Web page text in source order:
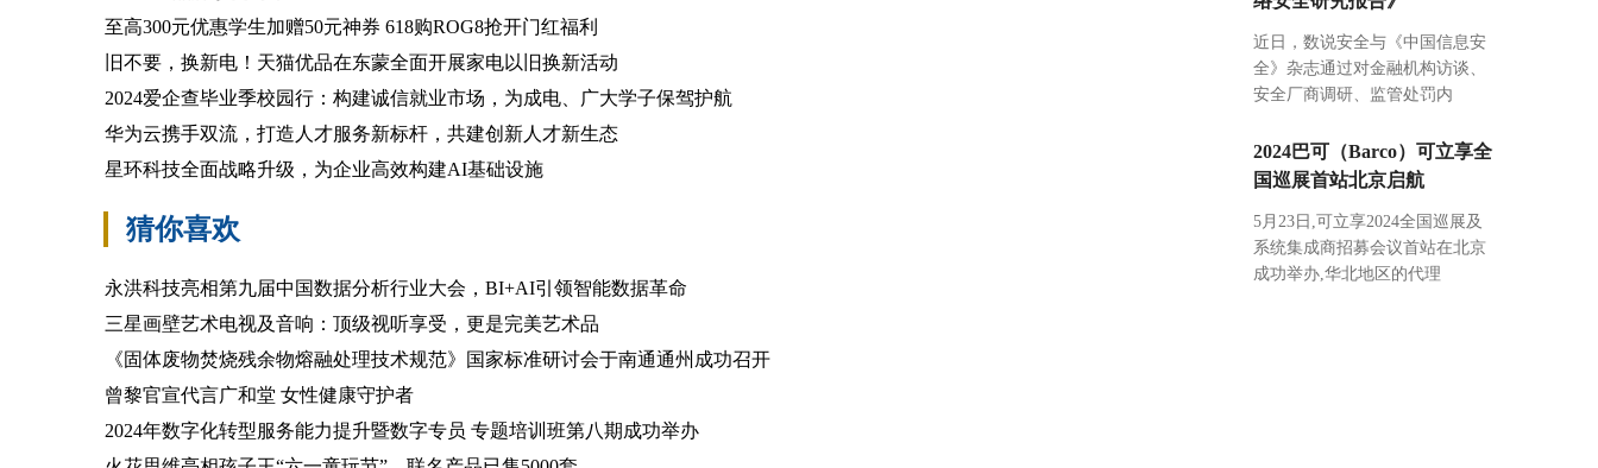
至高300元优惠学生加赠50元神券 618购ROG8抢开门红福利
旧不要，换新电！天猫优品在东蒙全面开展家电以旧换新活动
2024爱企查毕业季校园行：构建诚信就业市场，为成电、广大学子保驾护航
华为云携手双流，打造人才服务新标杆，共建创新人才新生态
星环科技全面战略升级，为企业高效构建AI基础设施
猜你喜欢
永洪科技亮相第九届中国数据分析行业大会，BI+AI引领智能数据革命
三星画壁艺术电视及音响：顶级视听享受，更是完美艺术品
《固体废物焚烧残余物熔融处理技术规范》国家标准研讨会于南通通州成功召开
曾黎官宣代言广和堂 女性健康守护者
2024年数字化转型服务能力提升暨数字专员 专题培训班第八期成功举办
近日，数说安全与《中国信息安
全》杂志通过对金融机构访谈、
安全厂商调研、监管处罚内
2024巴可（Barco）可立享全
国巡展首站北京启航
5月23日,可立享2024全国巡展及
系统集成商招募会议首站在北京
成功举办,华北地区的代理